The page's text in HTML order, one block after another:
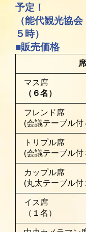
予定！
（能代観光協
５時）
■販売価格
マス席
（６名）
フレンド席
(会議テーブル付
トリプル席
(会議テーブル付
カップル席
(丸太テーブル付
イス席
（１名）